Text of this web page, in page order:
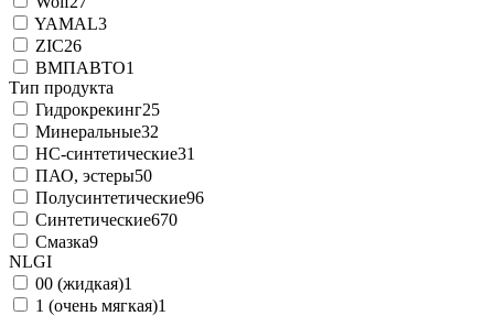
YAMAL3
ZIC26
ВМПАВТО1
Тип продукта
Гидрокрекинг25
Минеральные32
НС-синтетические31
ПАО, эстеры50
Полусинтетические96
Синтетические670
Смазка9
NLGI
00 (жидкая)1
1 (очень мягкая)1